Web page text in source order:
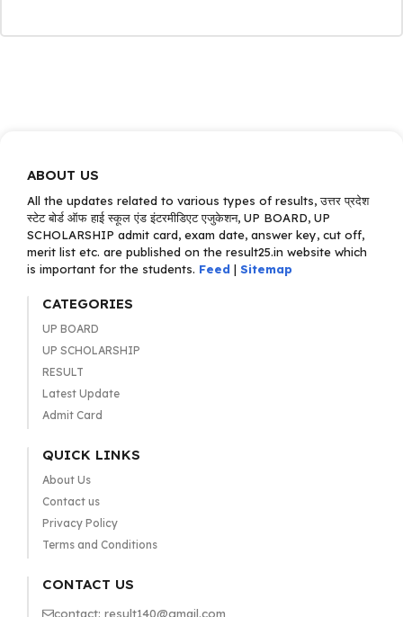
ABOUT US
All the updates related to various types of results, उत्तर प्रदेश
स्टेट बोर्ड ऑफ हाई स्कूल एंड इंटरमीडिएट एजुकेशन, UP BOARD, UP
SCHOLARSHIP admit card, exam date, answer key, cut off,
merit list etc. are published on the result25.in website which
is important for the students. Feed | Sitemap
CATEGORIES
UP BOARD
UP SCHOLARSHIP
RESULT
Latest Update
Admit Card
QUICK LINKS
About Us
Contact us
Privacy Policy
Terms and Conditions
CONTACT US
contact: result140@gmail.com